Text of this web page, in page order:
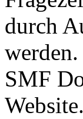
durch
SMF
Website.